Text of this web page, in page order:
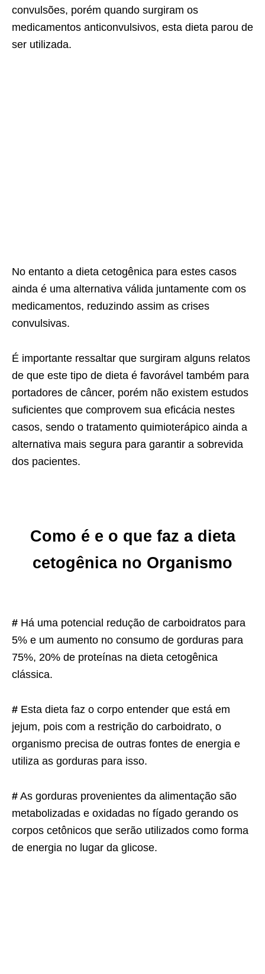
convulsões, porém quando surgiram os
medicamentos anticonvulsivos, esta dieta parou de
ser utilizada.
No entanto a dieta cetogênica para estes casos
ainda é uma alternativa válida juntamente com os
medicamentos, reduzindo assim as crises
convulsivas.
É importante ressaltar que surgiram alguns relatos
de que este tipo de dieta é favorável também para
portadores de câncer, porém não existem estudos
suficientes que comprovem sua eficácia nestes
casos, sendo o tratamento quimioterápico ainda a
alternativa mais segura para garantir a sobrevida
dos pacientes.
Como é e o que faz a dieta
cetogênica no Organismo
# Há uma potencial redução de carboidratos para
5% e um aumento no consumo de gorduras para
75%, 20% de proteínas na dieta cetogênica
clássica.
# Esta dieta faz o corpo entender que está em
jejum, pois com a restrição do carboidrato, o
organismo precisa de outras fontes de energia e
utiliza as gorduras para isso.
# As gorduras provenientes da alimentação são
metabolizadas e oxidadas no fígado gerando os
corpos cetônicos que serão utilizados como forma
de energia no lugar da glicose.